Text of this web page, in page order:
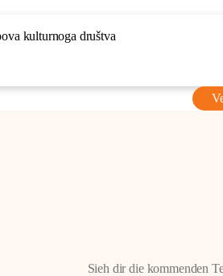
kulturnoga društva
Sieh dir die kommenden